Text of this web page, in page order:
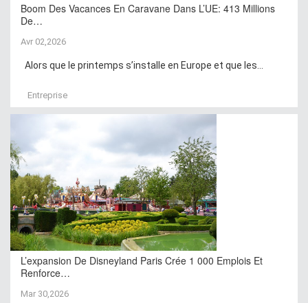
Boom Des Vacances En Caravane Dans L’UE: 413 Millions
De…
Avr 02,2026
Alors que le printemps s’installe en Europe et que les...
Entreprise
L’expansion De Disneyland Paris Crée 1 000 Emplois Et
Renforce…
Mar 30,2026